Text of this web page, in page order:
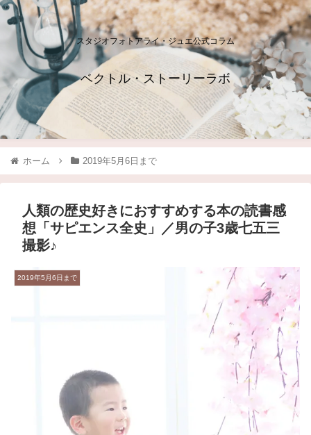
スタジオフォトアライ・ジュエ公式コラム
ベクトル・ストーリーラボ
ホーム 2019年5月6日まで
人類の歴史好きにおすすめする本の読書感
想「サピエンス全史」／男の子3歳七五三
撮影♪
2019年5月6日まで